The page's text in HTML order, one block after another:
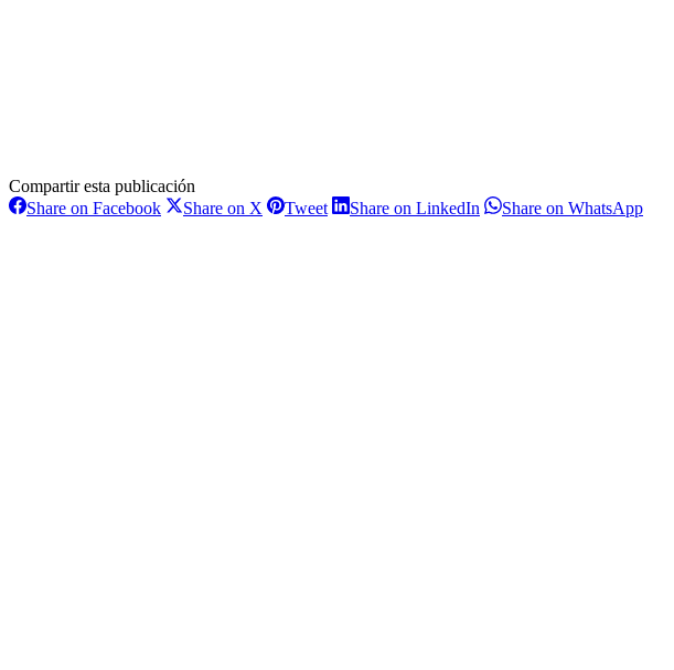
Compartir esta publicación
Share on FacebookShareShare on X ShareTweetShareShare on LinkedIn ShareShare on WhatsAppShare